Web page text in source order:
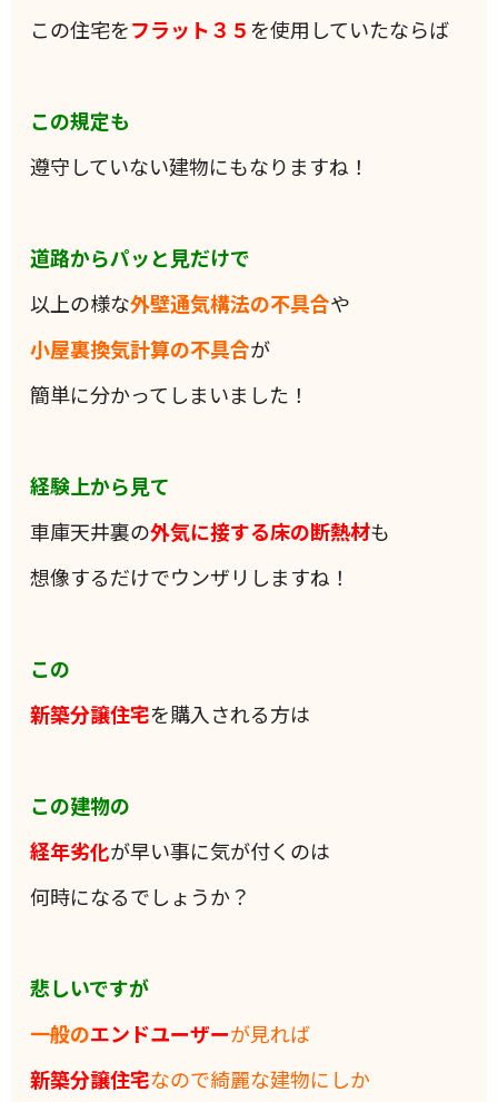
この住宅をフラット３５を使用していたならば
この規定も
遵守していない建物にもなりますね！
道路からパッと見だけで
以上の様な外壁通気構法の不具合や
小屋裏換気計算の不具合が
簡単に分かってしまいました！
経験上から見て
車庫天井裏の外気に接する床の断熱材も
想像するだけでウンザリしますね！
この
新築分譲住宅を購入される方は
この建物の
経年劣化が早い事に気が付くのは
何時になるでしょうか？
悲しいですが
一般のエンドユーザーが見れば
新築分譲住宅なので綺麗な建物にしか